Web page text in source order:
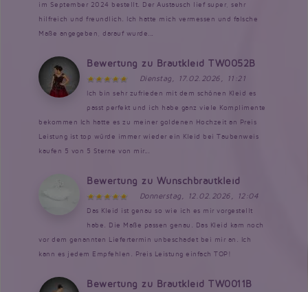
im September 2024 bestellt. Der Austausch lief super, sehr
hilfreich und freundlich. Ich hatte mich vermessen und falsche
Maße angegeben, darauf wurde...
Bewertung zu Brautkleid TW0052B
Dienstag, 17.02.2026, 11:21
Ich bin sehr zufrieden mit dem schönen Kleid es
passt perfekt und ich habe ganz viele Komplimente
bekommen Ich hatte es zu meiner goldenen Hochzeit an Preis
Leistung ist top würde immer wieder ein Kleid bei Taubenweis
kaufen 5 von 5 Sterne von mir...
Bewertung zu Wunschbrautkleid
Donnerstag, 12.02.2026, 12:04
Das Kleid ist genau so wie ich es mir vorgestellt
habe. Die Maße passen genau. Das Kleid kam noch
vor dem genannten Liefertermin unbeschadet bei mir an. Ich
kann es jedem Empfehlen. Preis Leistung einfach TOP!
Bewertung zu Brautkleid TW0011B